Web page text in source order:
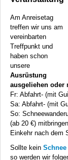
Am Anreisetag
treffen wir uns am
vereinbarten
Treffpunkt und
haben schon
unsere
Ausrüstung
ausgeliehen oder
Fr: Abfahrt- (mit
Sa: Abfahrt- (mit
So:
(ab 20 €) mitbringen
Einkehr nach dem
Sollte kein Schnee
so werden wir